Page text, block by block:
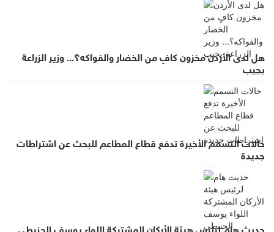
هل لدى الأردن مخزون كافٍ من الخضار والفواكه؟... وزير الزراعة
يجيب
حالات التسمم الأخيرة تدفع قطاع المطاعم للبحث عن اشتراطات
جديدة
حديث هام لرئيس هيئة الأركان المشتركة اللواء يوسف الحنيطي